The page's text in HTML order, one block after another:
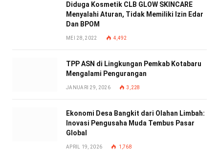
Diduga Kosmetik CLB GLOW SKINCARE
Menyalahi Aturan, Tidak Memiliki Izin Edar
Dan BPOM
MEI 28, 2022 4,492
TPP ASN di Lingkungan Pemkab Kotabaru
Mengalami Pengurangan
JANUARI 29, 2026 3,228
Ekonomi Desa Bangkit dari Olahan Limbah:
Inovasi Pengusaha Muda Tembus Pasar
Global
APRIL 19, 2026 1,768